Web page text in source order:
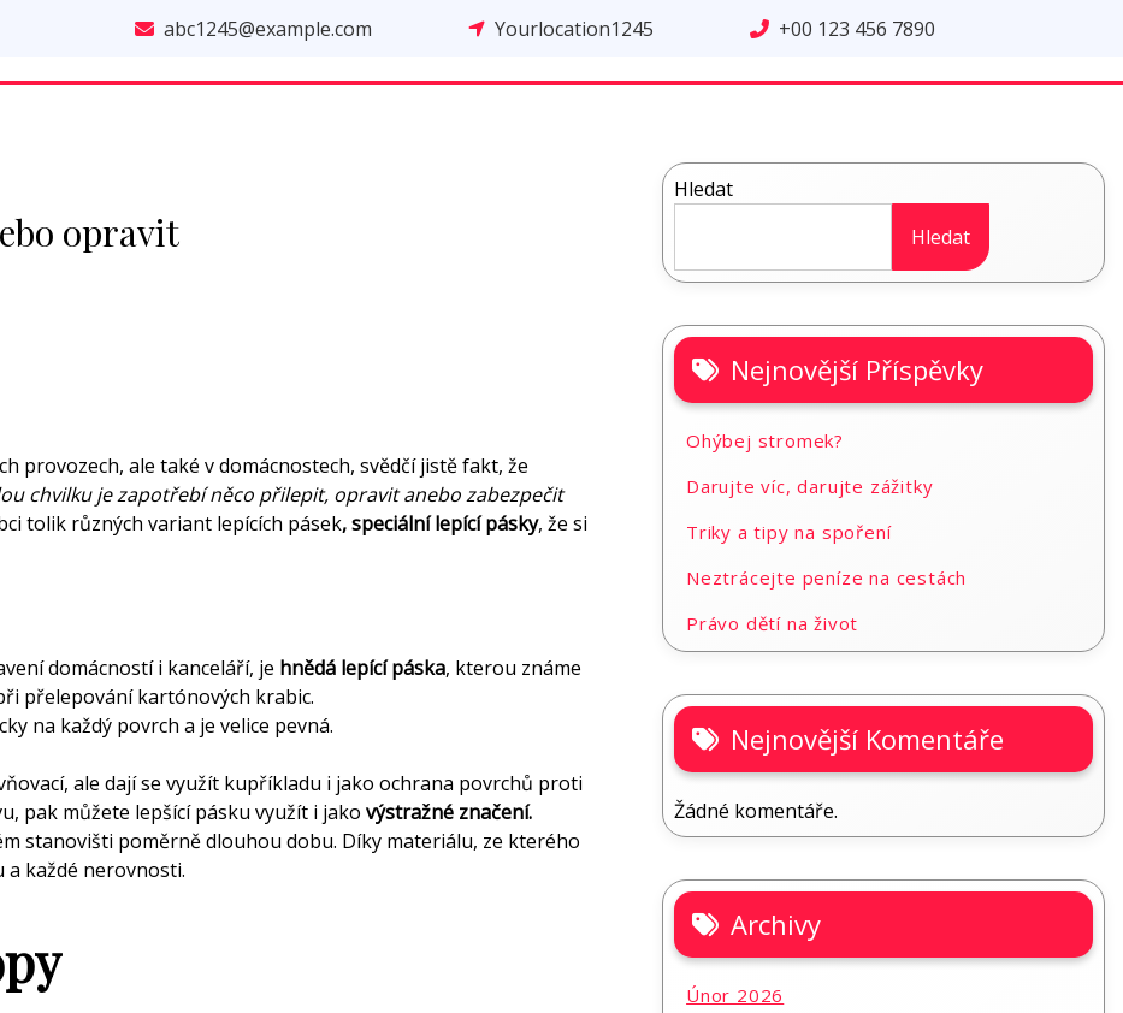
abc1245@example.com Yourlocation1245 +00 123 456 7890
opravit
provozech, ale také v domácnostech, svědčí jistě fakt, že
chvilku je zapotřebí něco přilepit, opravit anebo zabezpečit
tolik různých variant lepících pásek,speciální lepící pásky, že si
domácností i kanceláří, je hnědá lepící páska, kterou známe
přelepování kartónových krabic.
na každý povrch a je velice pevná.
ale dají se využít kupříkladu i jako ochrana povrchů proti
pak můžete lepšící pásku využít i jako výstražné značení.
stanovišti poměrně dlouhou dobu. Díky materiálu, ze kterého
každé nerovnosti.
Hledat
Hledat
Nejnovější Příspěvky
Ohýbej stromek?
Darujte víc, darujte zážitky
Triky a tipy na spoření
Neztrácejte peníze na cestách
Právo dětí na život
Nejnovější Komentáře
Žádné komentáře.
Archivy
Únor 2026